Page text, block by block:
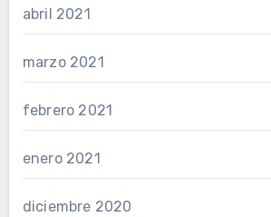
abril 2021
marzo 2021
febrero 2021
enero 2021
diciembre 2020